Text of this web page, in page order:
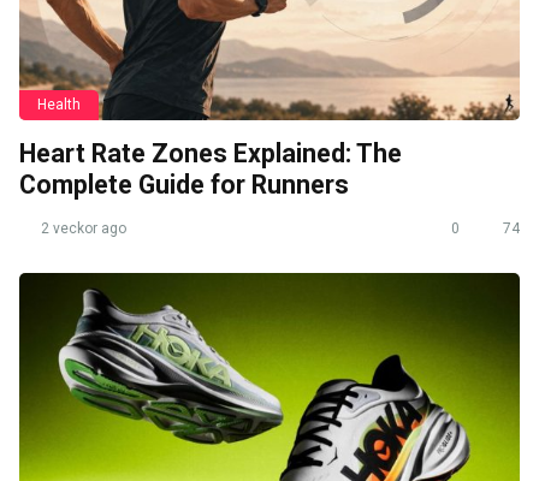
Health
Heart Rate Zones Explained: The
Complete Guide for Runners
2 veckor ago 0 74